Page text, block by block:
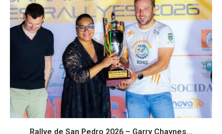
Rallye de San Pedro 2026 – Garry Chaynes...